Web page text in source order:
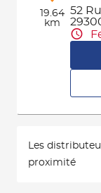
19.64
km
52
Les
proximité